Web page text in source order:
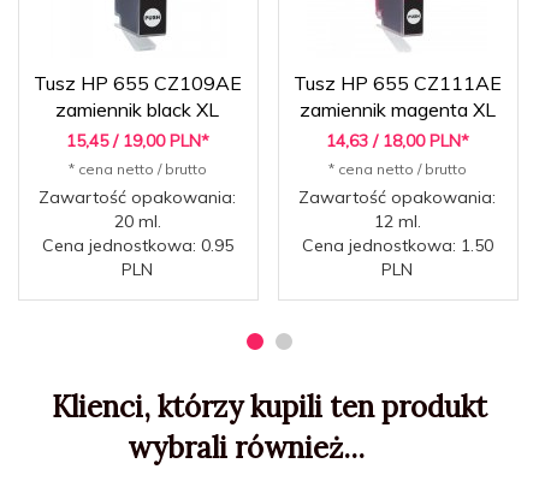
Tusz HP 655 CZ109AE
zamiennik black XL
15,45 / 19,00 PLN*
* cena netto / brutto
Zawartość opakowania:
20 ml.
Cena jednostkowa: 0.95
PLN
Tusz HP 655 CZ111AE
zamiennik magenta XL
14,63 / 18,00 PLN*
* cena netto / brutto
Zawartość opakowania:
12 ml.
Cena jednostkowa: 1.50
PLN
Klienci, którzy kupili ten produkt
wybrali również...